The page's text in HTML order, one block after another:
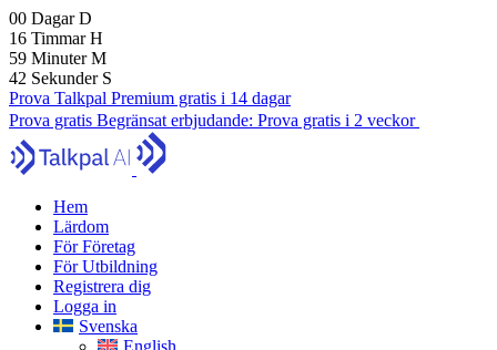
00 DagarD
16 TimmarH
59 MinuterM
40 Sekunder S
Prova Talkpal Premium gratis i 14 dagar
Prova gratis Begränsat erbjudande: Prova gratis i 2 veckor
Hem
Lärdom
För Företag
För Utbildning
Registrera dig
Logga in
Svenska
English